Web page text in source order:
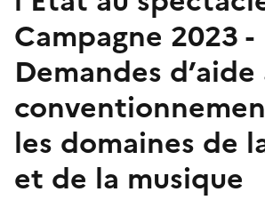
Campagne 2023 -
Demandes d’aide
les domaines de
et de la musique